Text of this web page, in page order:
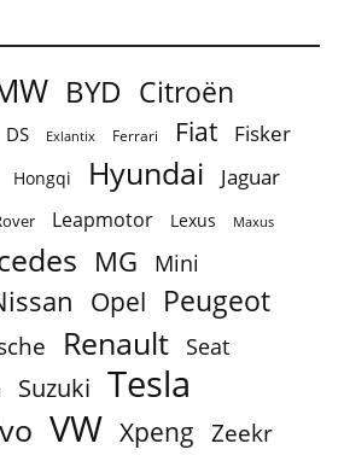
BYD Citroën
DS Exlantix Ferrari Fiat Fisker
Hongqi Hyundai Jaguar
Leapmotor Lexus Maxus
MG Mini
Opel Peugeot
Renault Seat
Suzuki Tesla
VW Xpeng Zeekr